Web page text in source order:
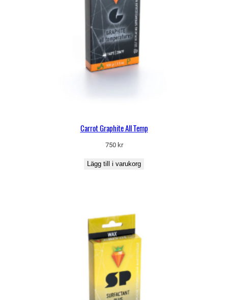
Carrot Graphite All Temp
750 kr
Lägg till i varukorg